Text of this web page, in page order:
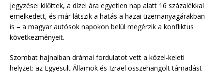
jegyzései kilőttek, a dízel ára egyetlen nap alatt 16 százalékkal
emelkedett, és már látszik a hatás a hazai üzemanyagárakban
is – a magyar autósok napokon belül megérzik a konfliktus
következményeit.
Szombat hajnalban drámai fordulatot vett a közel-keleti
helyzet: az Egyesült Államok és Izrael összehangolt támadást